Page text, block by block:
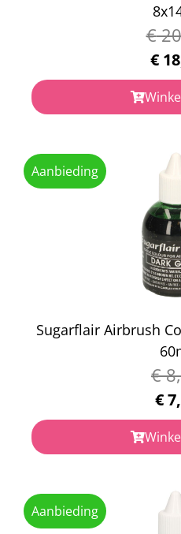
€
€
Aanbieding
Sugarflair Airbrush
€
€
Aanbieding